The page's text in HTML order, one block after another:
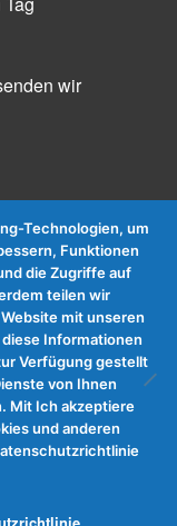
wir
Technologien, um
Funktionen
die Zugriffe auf
teilen wir
mit unseren
Informationen
Verfügung gestellt
von Ihnen
Mit Ich akzeptiere
und anderen